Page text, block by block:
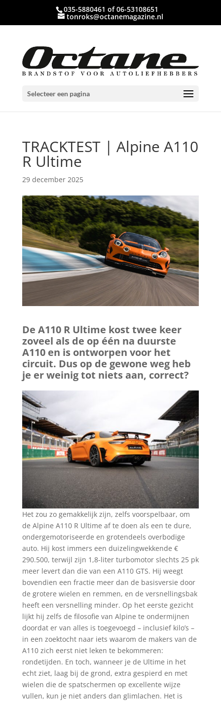
035-5880461 of 06-53108651
tonroks@octanemagazine.nl
Selecteer een pagina
TRACKTEST | Alpine A110
R Ultime
29 december 2025
De A110 R Ultime kost twee keer
zoveel als de op één na duurste
A110 en is ontworpen voor het
circuit. Dus op de gewone weg heb
je er weinig tot niets aan, correct?
Het zou zo gemakkelijk zijn, zelfs voorspelbaar, om
de Alpine A110 R Ultime af te doen als een te dure,
ondergemotoriseerde en grotendeels overbodige
auto. Hij kost immers een duizelingwekkende €
290.500, terwijl zijn 1,8-liter turbomotor slechts 25 pk
meer levert dan die van een A110 GTS. Hij weegt
bovendien een fractie meer dan de basisversie door
de grotere wielen en remmen, en de versnellingsbak
heeft een versnelling minder. Op het eerste gezicht
lijkt hij zelfs de filosofie van Alpine te ondermijnen
doordat er van alles is toegevoegd – inclusief kilo’s –
in een zoektocht naar iets waarom de makers van de
A110 zich eerst niet leken te bekommeren:
rondetijden. En toch, wanneer je de Ultime in het
echt ziet, laag bij de grond, extra gespierd en met
wielen die de spatschermen op excellente wijze
vullen, kun je niet anders dan glimlachen. Het is